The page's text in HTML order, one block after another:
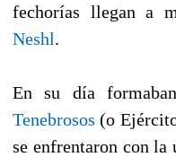
fechorías llegan a
Neshl.
En su día
Tenebrosos (o
se enfrentaron con la